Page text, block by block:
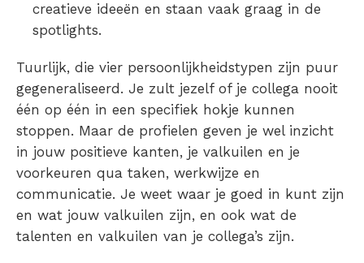
creatieve ideeën en staan vaak graag in de
spotlights.
Tuurlijk, die vier persoonlijkheidstypen zijn puur
gegeneraliseerd. Je zult jezelf of je collega nooit
één op één in een specifiek hokje kunnen
stoppen. Maar de profielen geven je wel inzicht
in jouw positieve kanten, je valkuilen en je
voorkeuren qua taken, werkwijze en
communicatie. Je weet waar je goed in kunt zijn
en wat jouw valkuilen zijn, en ook wat de
talenten en valkuilen van je collega’s zijn.